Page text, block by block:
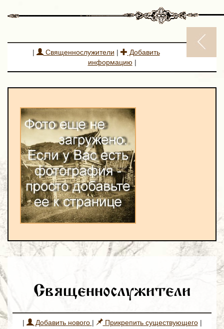
| Священнослужители |
Добавить
информацию |
Священнослужители
| Добавить нового | Прикрепить существующего|